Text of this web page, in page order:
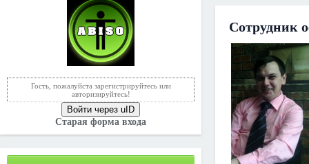
Гость, пожалуйста зарегистрируйтесь или
авторизируйтесь!
Войти через uID
Старая форма входа
Сотрудник